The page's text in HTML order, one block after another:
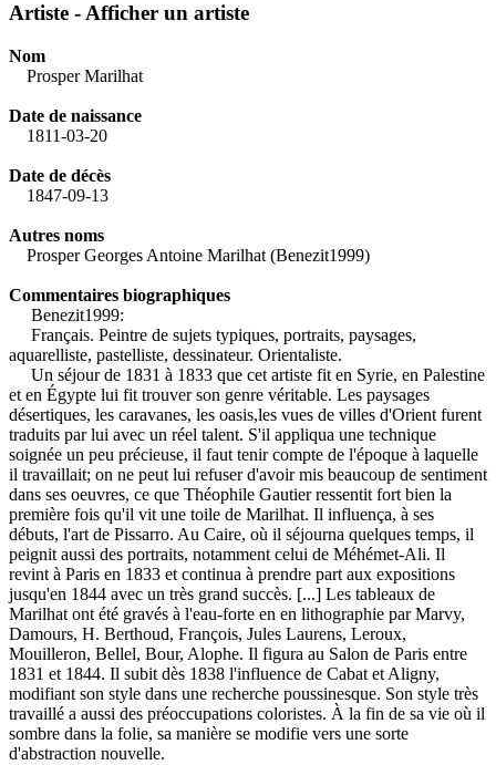
Artiste - Afficher un artiste
Nom
Prosper Marilhat
Date de naissance
1811-03-20
Date de décès
1847-09-13
Autres noms
Prosper Georges Antoine Marilhat (Benezit1999)
Commentaires biographiques
Benezit1999:
Français. Peintre de sujets typiques, portraits, paysages,
aquarelliste, pastelliste, dessinateur. Orientaliste.
Un séjour de 1831 à 1833 que cet artiste fit en Syrie, en Palestine
et en Égypte lui fit trouver son genre véritable. Les paysages
désertiques, les caravanes, les oasis,les vues de villes d'Orient furent
traduits par lui avec un réel talent. S'il appliqua une technique
soignée un peu précieuse, il faut tenir compte de l'époque à laquelle
il travaillait; on ne peut lui refuser d'avoir mis beaucoup de sentiment
dans ses oeuvres, ce que Théophile Gautier ressentit fort bien la
première fois qu'il vit une toile de Marilhat. Il influença, à ses
débuts, l'art de Pissarro. Au Caire, où il séjourna quelques temps, il
peignit aussi des portraits, notamment celui de Méhémet-Ali. Il
revint à Paris en 1833 et continua à prendre part aux expositions
jusqu'en 1844 avec un très grand succès. [...] Les tableaux de
Marilhat ont été gravés à l'eau-forte en en lithographie par Marvy,
Damours, H. Berthoud, François, Jules Laurens, Leroux,
Mouilleron, Bellel, Bour, Alophe. Il figura au Salon de Paris entre
1831 et 1844. Il subit dès 1838 l'influence de Cabat et Aligny,
modifiant son style dans une recherche poussinesque. Son style très
travaillé a aussi des préoccupations coloristes. À la fin de sa vie où il
sombre dans la folie, sa manière se modifie vers une sorte
d'abstraction nouvelle.